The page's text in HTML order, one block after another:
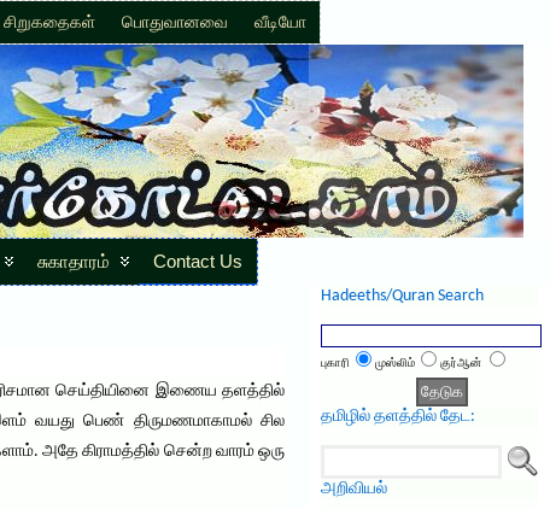
சிறுகதைகள் பொதுவானவை வீடியோ
சுகாதாரம் Contact Us
செய்தியினை இணைய தளத்தில்
வயது பெண் திருமணமாகாமல் சில
அதே கிராமத்தில் சென்ற வாரம் ஒரு
Hadeeths/Quran Search
புகாரி முஸ்லிம் குர்ஆன்
தமிழில் தளத்தில் தேட:
அறிவியல்